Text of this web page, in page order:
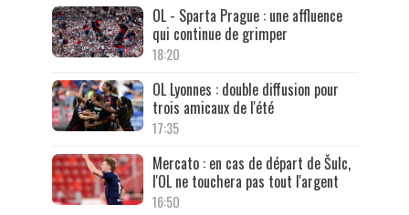
OL - Sparta Prague : une affluence
qui continue de grimper
18:20
OL Lyonnes : double diffusion pour
trois amicaux de l'été
17:35
Mercato : en cas de départ de Šulc,
l'OL ne touchera pas tout l'argent
16:50